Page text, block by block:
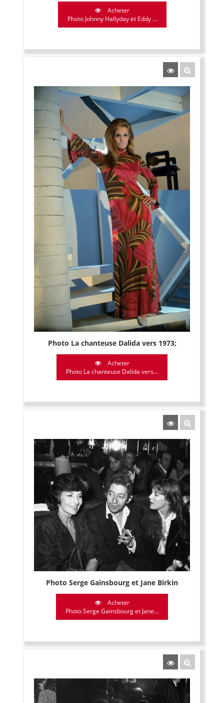
Acheter
Photo Johnny Hallyday et Eddy ...
Photo La chanteuse Dalida vers 1973;
Acheter
Photo La chanteuse Dalida vers...
Photo Serge Gainsbourg et Jane Birkin
Acheter
Photo Serge Gainsbourg et Jane...